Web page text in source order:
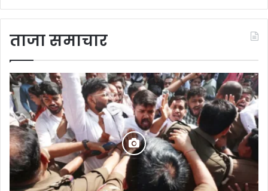
ताजा समाचार